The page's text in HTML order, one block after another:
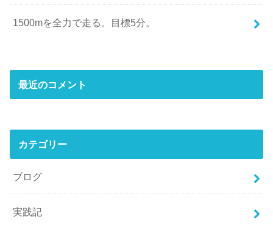
1500mを全力で走る。目標5分。
最近のコメント
カテゴリー
ブログ
実践記